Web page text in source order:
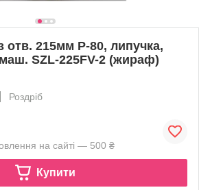
отв. 215мм Р-80, липучка,
SZL-225FV-2 (жираф)
Роздріб
на сайті — 500 ₴
Купити